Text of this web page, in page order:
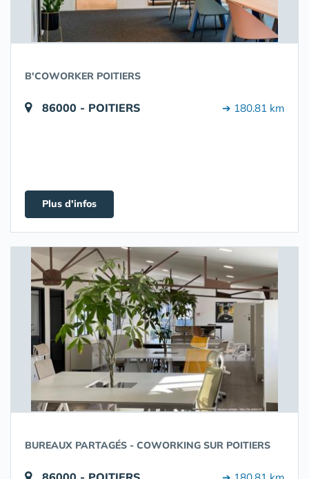
B'COWORKER POITIERS
86000 - POITIERS ➔ 180.81 km
Plus d'infos
BUREAUX PARTAGÉS - COWORKING SUR POITIERS